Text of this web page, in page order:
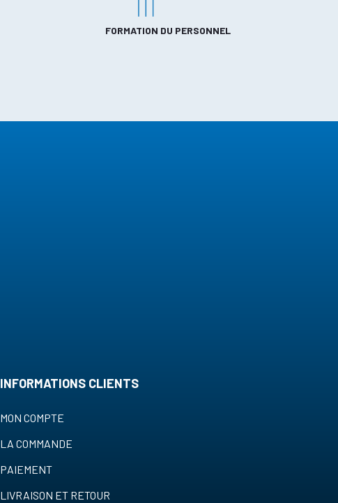
FORMATION DU PERSONNEL
INFORMATIONS CLIENTS
MON COMPTE
LA COMMANDE
PAIEMENT
LIVRAISON ET RETOUR